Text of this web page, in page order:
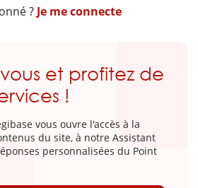
? Je me connecte
et profitez de
!
vous ouvre l'accès à la
du site, à notre Assistant
personnalisées du Point